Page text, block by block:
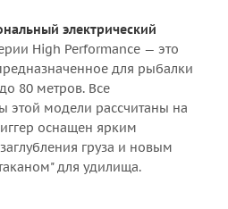
электрический
High Performance — это
для рыбалки
80 метров. Все
этой модели рассчитаны на
оснащен ярким
груза и новым
для удилища.